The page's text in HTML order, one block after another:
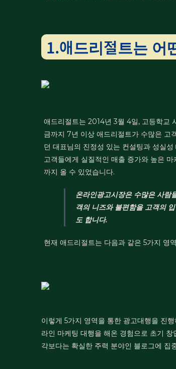
1.애드리절트는 어
애드리절트는 2014년 3월 4일, 고등학교
금까지 7년 이상 애드리절트가 수많은 고
던 대표님의 진정성 있는 컨설팅과 성실
고객들에게 실질적인 매출 증가와 높은
까지 올 수 있었습니다.
온라인광고시장은 수많은 사람
객의 니즈와 불편함을 고객의
도 합니다.
현재 애드리절트는 다음과 같은 5가지 영
이렇게 5가지 영역을 통한 광고대행을 진
라인 마케팅 대행을 해온 경험으로 초기
각보다는 확실한 주력 분야인 블로그에 집